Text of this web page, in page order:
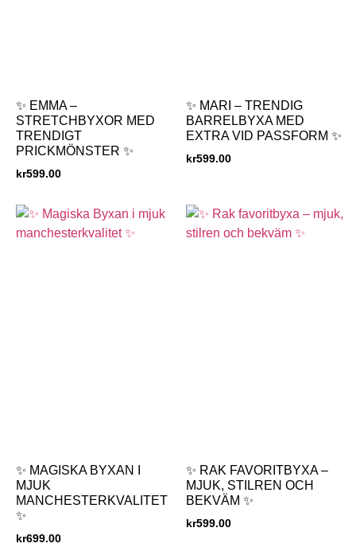
✨ EMMA –
STRETCHBYXOR MED
TRENDIGT
PRICKMÖNSTER ✨
kr599.00
✨ MARI – TRENDIG
BARRELBYXA MED
EXTRA VID PASSFORM ✨
kr599.00
✨ MAGISKA BYXAN I
MJUK
MANCHESTERKVALITET
✨
kr699.00
✨ RAK FAVORITBYXA –
MJUK, STILREN OCH
BEKVÄM ✨
kr599.00